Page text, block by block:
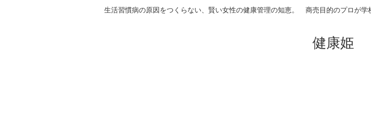
生活習慣病の原因をつくらない、賢い女性の健康管理の知恵。 商売目的のプロが学
健康姫